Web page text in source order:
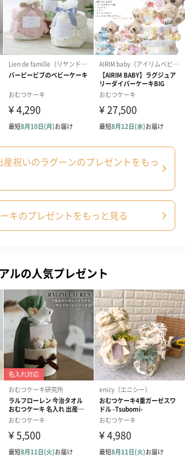
祝いのラグーンのプレゼントをもっ
キのプレゼントをもっと見る
ルの人気プレゼント